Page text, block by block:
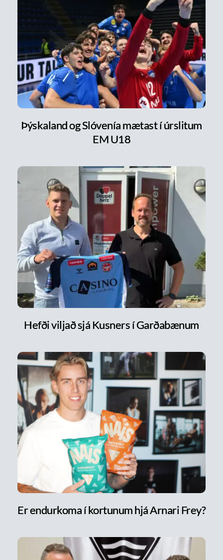
Þýskaland og Slóvenía mætast í úrslitum
EM U18
Hefði viljað sjá Kusners í Garðabænum
Er endurkoma í kortunum hjá Arnari Frey?